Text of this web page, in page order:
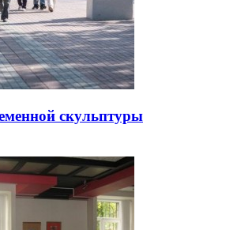
скульптуры